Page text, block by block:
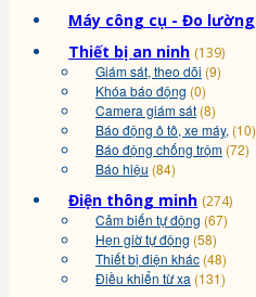
Máy công cụ - Đo lường
Thiết bị an ninh (139)
Giám sát, theo dõi (9)
Khóa báo động (0)
Camera giám sát (8)
Báo động ô tô, xe máy, (10)
Báo động chống trộm (72)
Báo hiệu (84)
Điện thông minh (274)
Cảm biến tự động (67)
Hẹn giờ tự động (58)
Thiết bị điện khác (48)
Điều khiển từ xa (131)